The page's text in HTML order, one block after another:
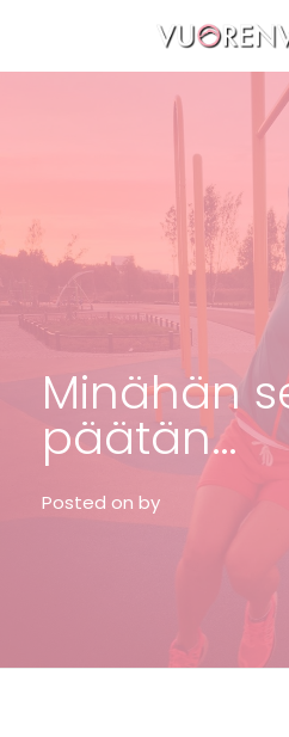
Vuorenvarma
Minähän
päätän…
Posted on by